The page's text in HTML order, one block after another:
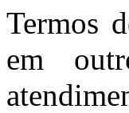
Termos
em